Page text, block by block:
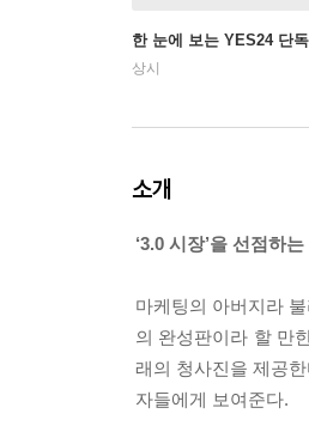
한 눈에 보는 YES24 단
상시
소개
‘3.0 시장’을 선점하
마케팅의 아버지라
의 완성판이라 할 만
래의 청사진을 제공
자들에게 보여준다.